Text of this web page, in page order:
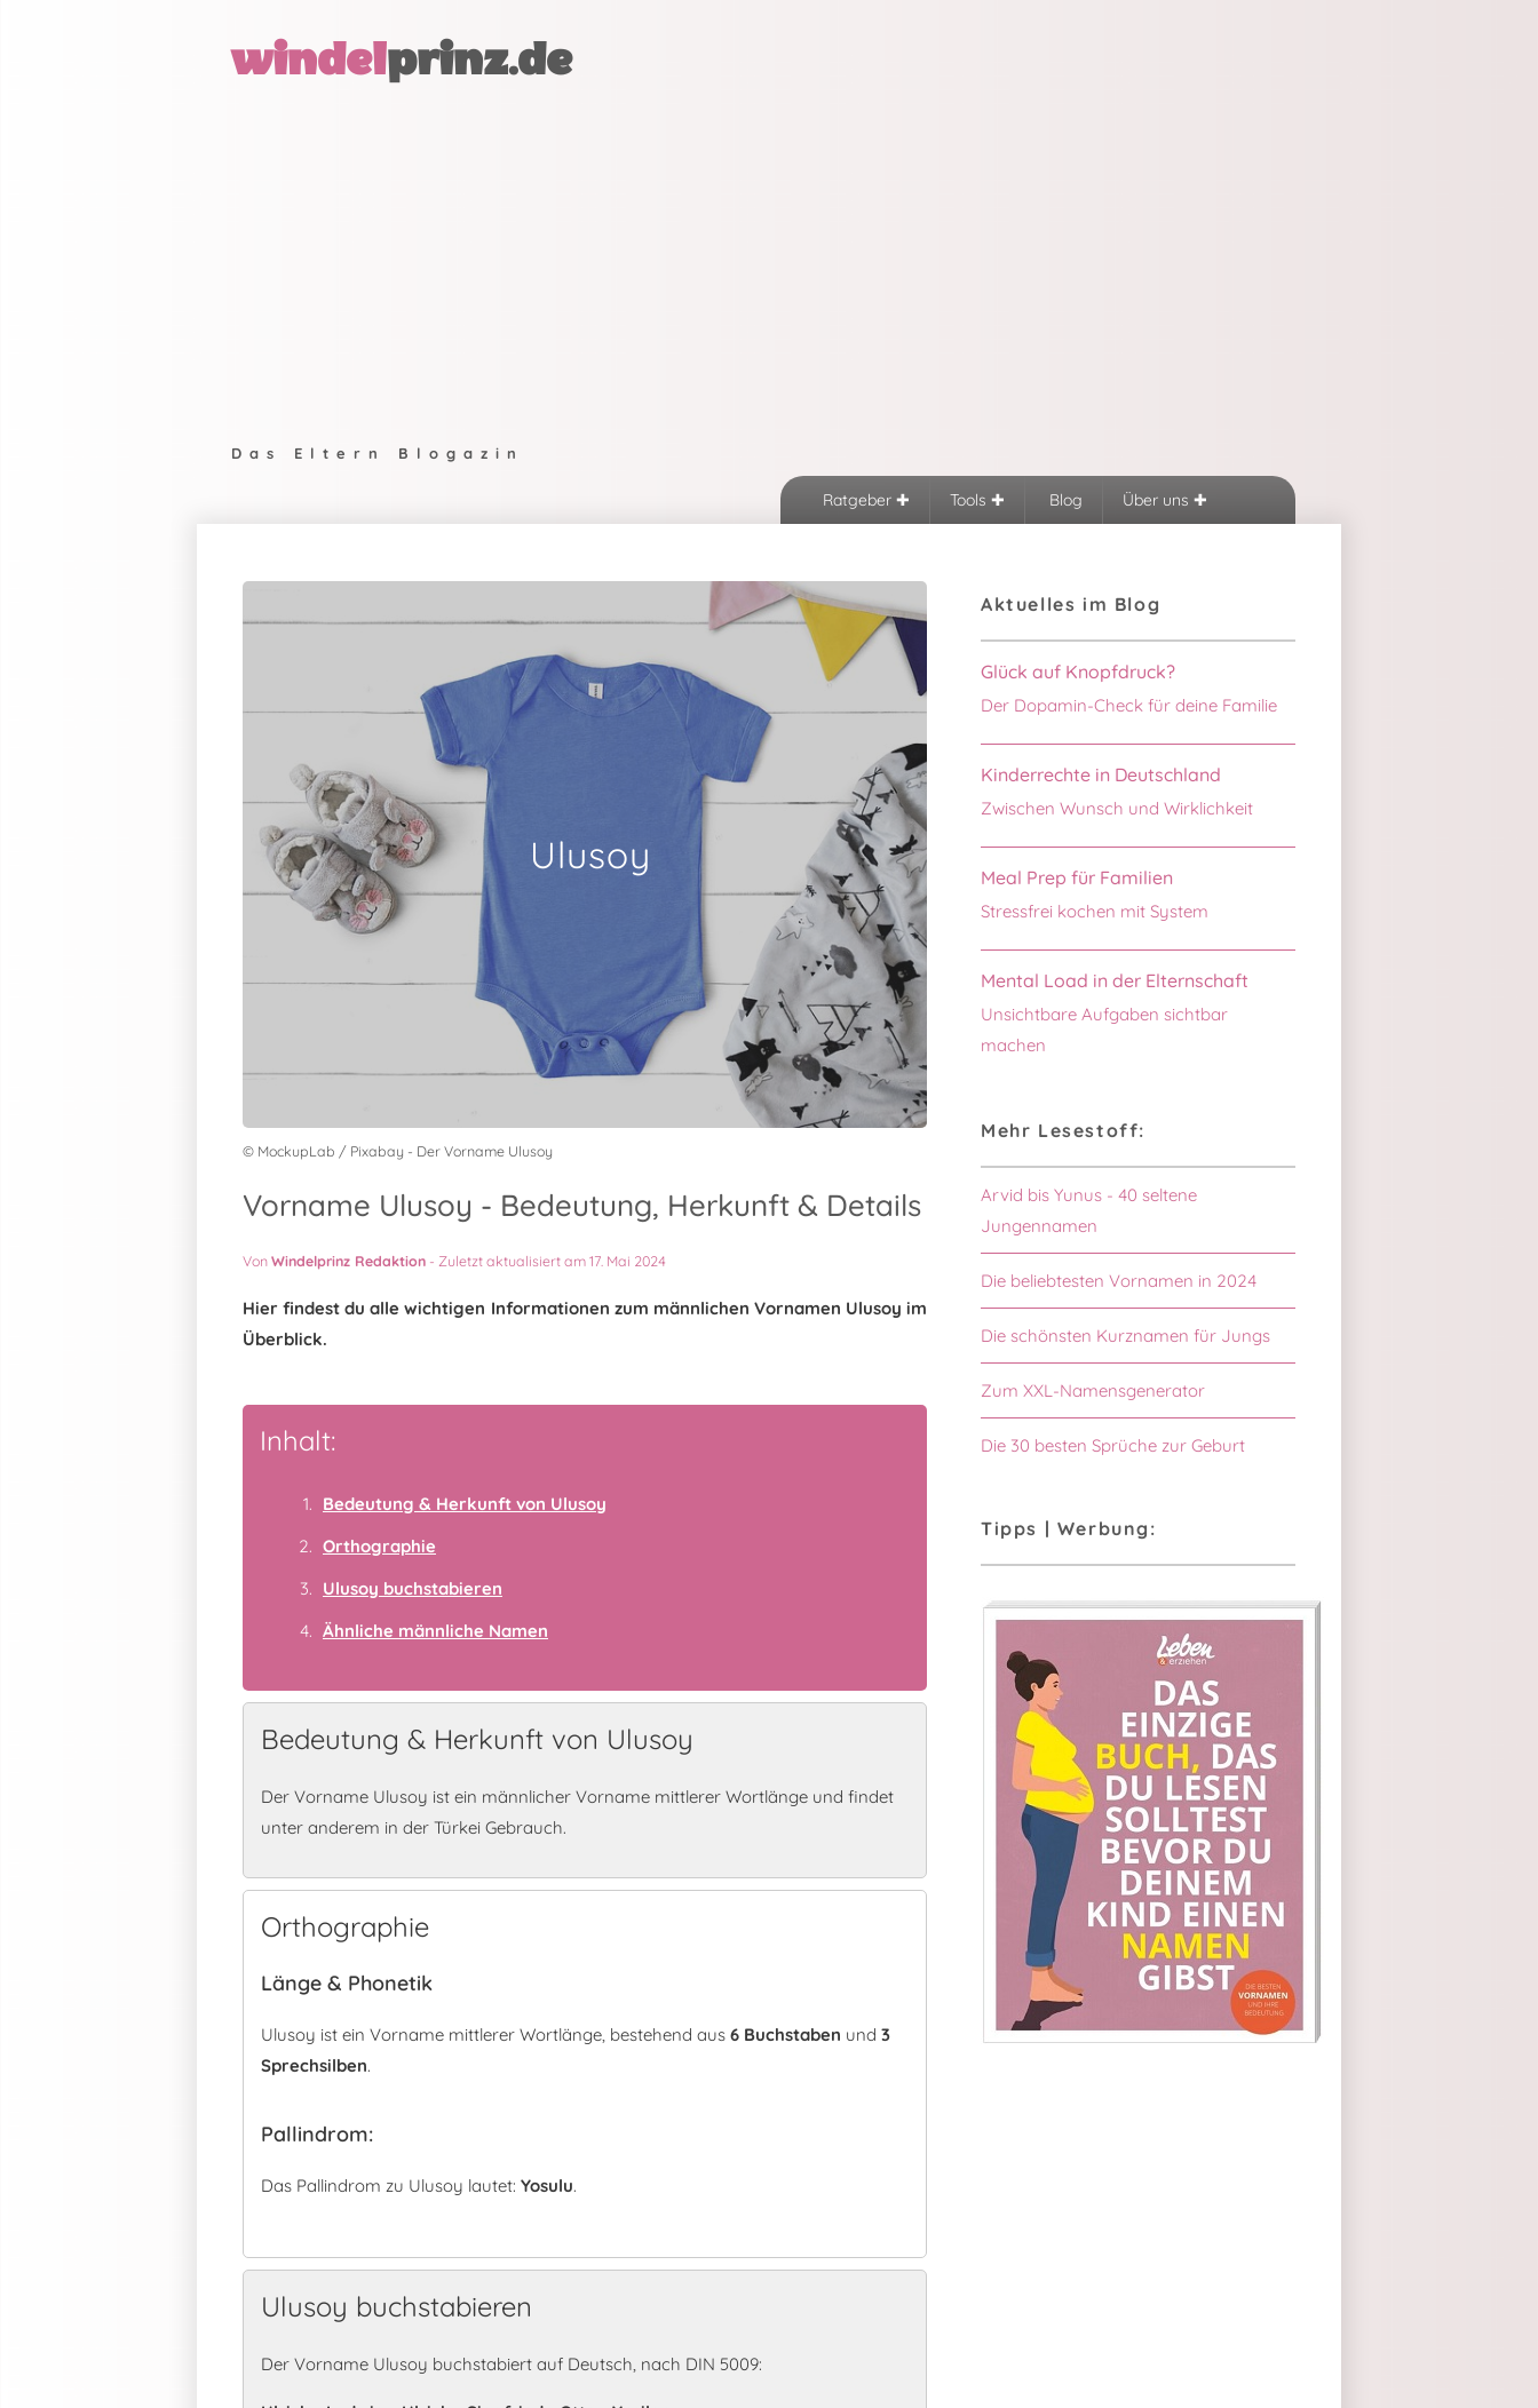
windelprinz.de
Das Eltern Blogazin
Ratgeber Tools Blog Über uns
Ulusoy
© MockupLab / Pixabay - Der Vorname Ulusoy
Vorname Ulusoy - Bedeutung, Herkunft & Details
VonWindelprinz Redaktion - Zuletzt aktualisiert am 17. Mai 2024
Hier findest du alle wichtigen Informationen zum männlichen Vornamen Ulusoy im
Überblick.
Inhalt:
Bedeutung & Herkunft von Ulusoy
Orthographie
Ulusoy buchstabieren
Ähnliche männliche Namen
Bedeutung & Herkunft von Ulusoy
Der Vorname Ulusoy ist ein männlicher Vorname mittlerer Wortlänge und findet
unter anderem in der Türkei Gebrauch.
Orthographie
Länge & Phonetik
Ulusoy ist ein Vorname mittlerer Wortlänge, bestehend aus 6 Buchstaben und 3
Sprechsilben.
Pallindrom:
Das Pallindrom zu Ulusoy lautet: Yosulu.
Ulusoy buchstabieren
Der Vorname Ulusoy buchstabiert auf Deutsch, nach DIN 5009:
Aktuelles im Blog
Glück auf Knopfdruck?
Der Dopamin-Check für deine Familie
Kinderrechte in Deutschland
Zwischen Wunsch und Wirklichkeit
Meal Prep für Familien
Stressfrei kochen mit System
Mental Load in der Elternschaft
Unsichtbare Aufgaben sichtbar
machen
Mehr Lesestoff:
Arvid bis Yunus - 40 seltene
Jungennamen
Die beliebtesten Vornamen in 2024
Die schönsten Kurznamen für Jungs
Zum XXL-Namensgenerator
Die 30 besten Sprüche zur Geburt
Tipps | Werbung: